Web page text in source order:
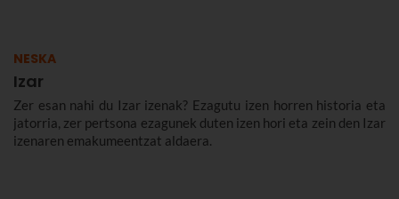
NESKA
Izar
Zer esan nahi du Izar izenak? Ezagutu izen horren historia eta
jatorria, zer pertsona ezagunek duten izen hori eta zein den Izar
izenaren emakumeentzat aldaera.